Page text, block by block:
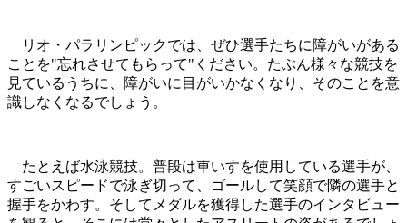
リオ・パラリンピックでは、ぜひ選手たちに障がいがある
ことを"忘れさせてもらって"ください。たぶん様々な競技を
見ているうちに、障がいに目がいかなくなり、そのことを意
識しなくなるでしょう。
たとえば水泳競技。普段は車いすを使用している選手が、
すごいスピードで泳ぎ切って、ゴールして笑顔で隣の選手と
握手をかわす。そしてメダルを獲得した選手のインタビュー